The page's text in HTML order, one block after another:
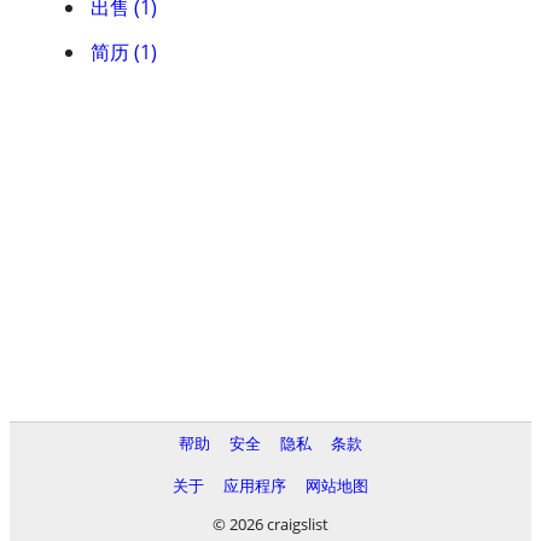
出售 (1)
简历 (1)
帮助 安全 隐私
条款
关于
应用程序
网站地图
© 2026 craigslist